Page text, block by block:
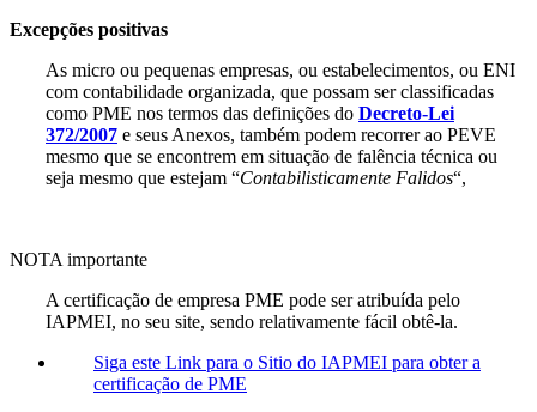
Excepções positivas
As micro ou pequenas empresas, ou estabelecimentos, ou ENI
com contabilidade organizada, que possam ser classificadas
como PME nos termos das definições do Decreto-Lei
372/2007 e seus Anexos, também podem recorrer ao PEVE
mesmo que se encontrem em situação de falência técnica ou
seja mesmo que estejam “Contabilisticamente Falidos“,
NOTA importante
A certificação de empresa PME pode ser atribuída pelo
IAPMEI, no seu site, sendo relativamente fácil obtê-la.
Siga este Link para o Sitio do IAPMEI para obter a
certificação de PME